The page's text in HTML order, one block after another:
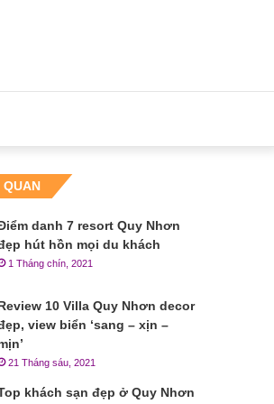
QUAN
danh 7 resort Quy Nhơn
hút hồn mọi du khách
1 Tháng chín, 2021
10 Villa Quy Nhơn decor
view biển ‘sang – xịn –
21 Tháng sáu, 2021
khách sạn đẹp ở Quy Nhơn